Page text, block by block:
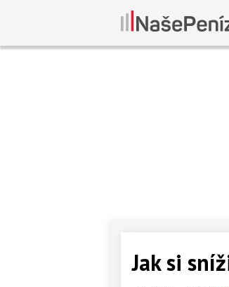
Jak si